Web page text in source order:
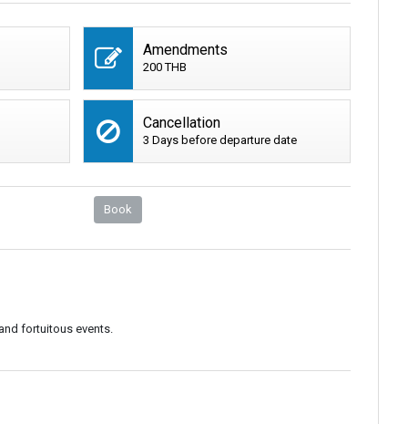
Amendments
200 THB
Cancellation
3 Days before departure date
Book
fortuitous events.